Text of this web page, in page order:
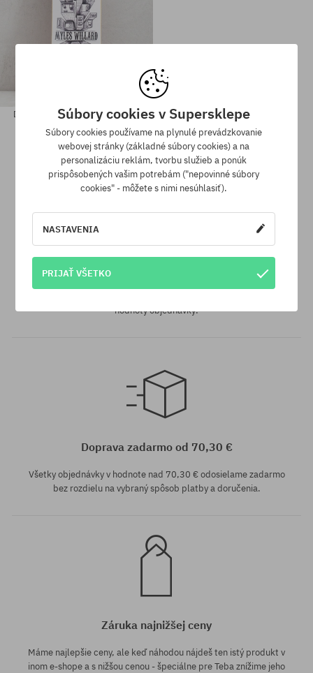
Dostupné veľkosti:
Dostupné veľkosti:
8.5
Doska Toy Machine Willard City
70,90 €
Vernostný program SuperClub
SuperClub je náš vernostný program, vďaka ktorému za nákupy
hodnoty objednávky!
Doprava zadarmo od 70,30 €
Všetky objednávky v hodnote nad 70,30 € odosielame zadarmo
bez rozdielu na vybraný spôsob platby a doručenia.
Záruka najnižšej ceny
Máme najlepšie ceny, ale keď náhodou nájdeš ten istý produkt v
inom e-shope a s nižšou cenou - špeciálne pre Teba znížime jeho
Súbory cookies v Supersklepe
Súbory cookies používame na plynulé prevádzkovanie
webovej stránky (základné súbory cookies) a na
personalizáciu reklám, tvorbu služieb a ponúk
prispôsobených vašim potrebám ("nepovinné súbory
cookies" - môžete s nimi nesúhlasiť).
NASTAVENIA
PRIJAŤ VŠETKO